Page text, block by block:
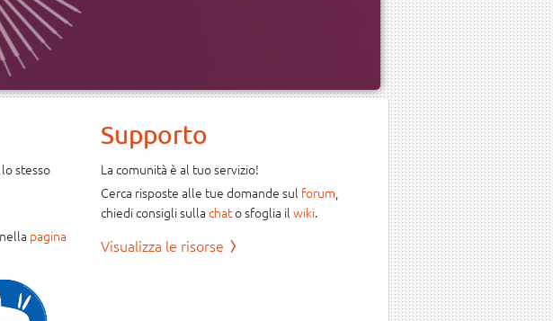
stesso
pagina
Supporto
La comunità è al tuo servizio!
Cerca risposte alle tue domande sul forum,
chiedi consigli sulla chato sfoglia il wiki.
Visualizza le risorse